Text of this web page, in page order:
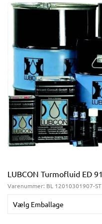
LUBCON Turmofluid ED 91
Varenummer: BL 12010301907-ST
Vælg Emballage